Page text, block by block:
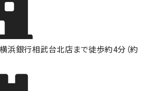
横浜銀行相武台北店まで徒歩約4分（約